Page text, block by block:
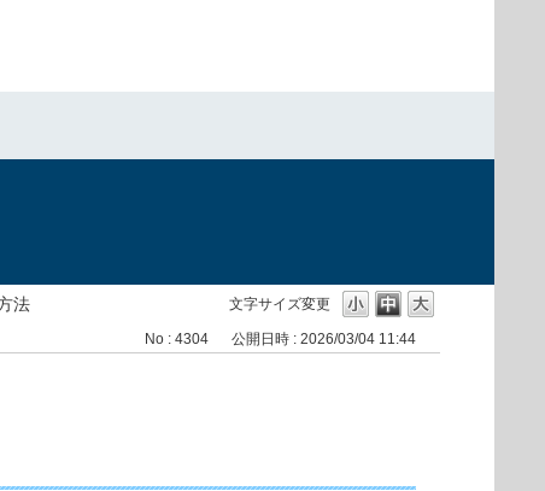
文字サイズ変更
法
No : 4304 公開日時 : 2026/03/04 11:44